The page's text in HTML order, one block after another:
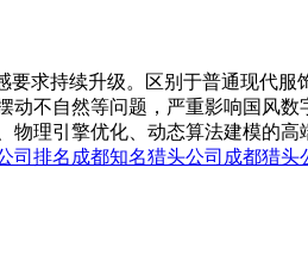
求持续升级。区别于普通现代服
不自然等问题，严重影响国风
理引擎优化、动态算法建模的高
司排名 成都知名猎头公司 成都猎头